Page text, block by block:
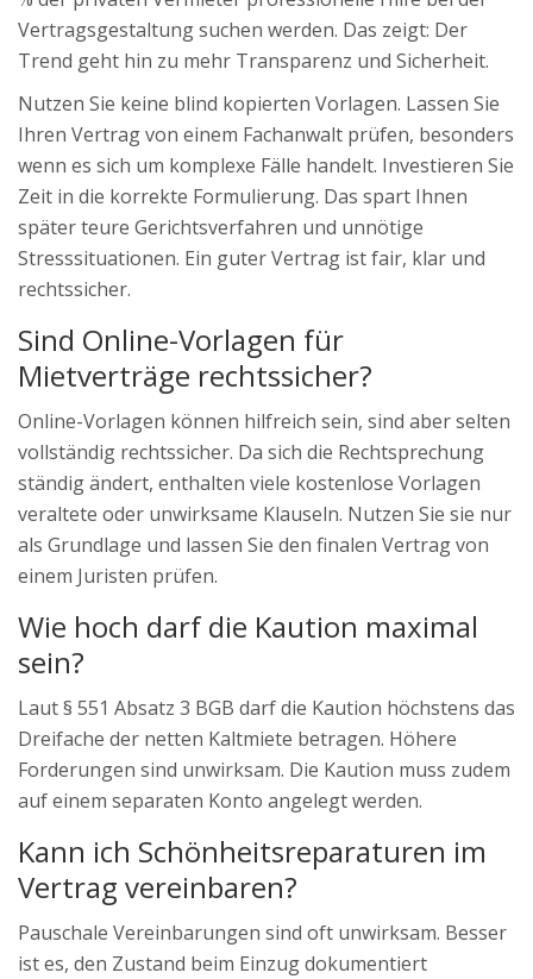
Vertragsgestaltung suchen werden. Das zeigt: Der
Trend geht hin zu mehr Transparenz und Sicherheit.
Nutzen Sie keine blind kopierten Vorlagen. Lassen Sie
Ihren Vertrag von einem Fachanwalt prüfen, besonders
wenn es sich um komplexe Fälle handelt. Investieren Sie
Zeit in die korrekte Formulierung. Das spart Ihnen
später teure Gerichtsverfahren und unnötige
Stresssituationen. Ein guter Vertrag ist fair, klar und
rechtssicher.
Sind Online-Vorlagen für
Mietverträge rechtssicher?
Online-Vorlagen können hilfreich sein, sind aber selten
vollständig rechtssicher. Da sich die Rechtsprechung
ständig ändert, enthalten viele kostenlose Vorlagen
veraltete oder unwirksame Klauseln. Nutzen Sie sie nur
als Grundlage und lassen Sie den finalen Vertrag von
einem Juristen prüfen.
Wie hoch darf die Kaution maximal
sein?
Laut § 551 Absatz 3 BGB darf die Kaution höchstens das
Dreifache der netten Kaltmiete betragen. Höhere
Forderungen sind unwirksam. Die Kaution muss zudem
auf einem separaten Konto angelegt werden.
Kann ich Schönheitsreparaturen im
Vertrag vereinbaren?
Pauschale Vereinbarungen sind oft unwirksam. Besser
ist es, den Zustand beim Einzug dokumentiert